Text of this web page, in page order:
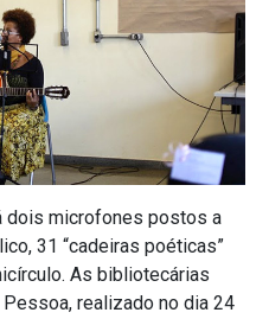
dois microfones postos a
31 “cadeiras poéticas”
As bibliotecárias
realizado no dia 24